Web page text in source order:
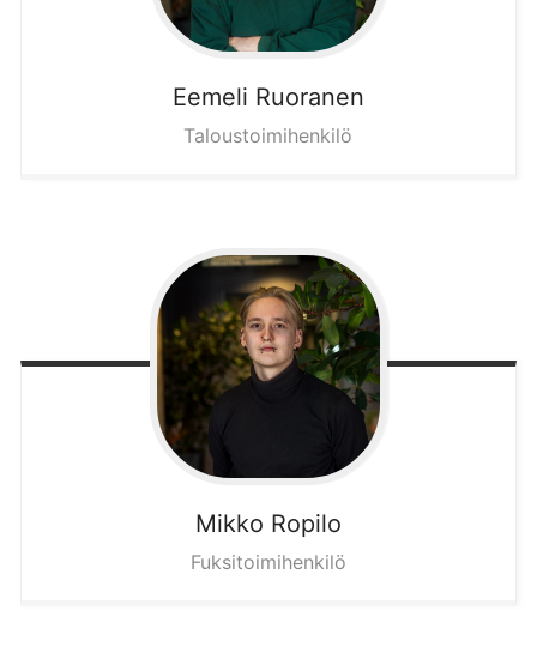
Eemeli Ruoranen
Taloustoimihenkilö
Mikko Ropilo
Fuksitoimihenkilö